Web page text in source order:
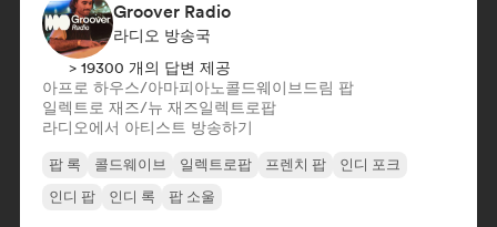
Groover Radio
라디오 방송국
> 19300 개의 답변 제공
아프로 하우스/아마피아노콜드웨이브 드림 팝
일렉트로 재즈/뉴 재즈일렉트로팝
라디오에서 아티스트 방송하기
팝 록 콜드웨이브 일렉트로팝 프렌치 팝
인디 포크
인디 팝
인디 록 팝 소울